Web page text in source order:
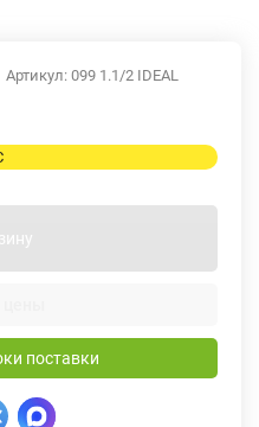
Артикул: 099 1.1/2 IDEAL
поставки